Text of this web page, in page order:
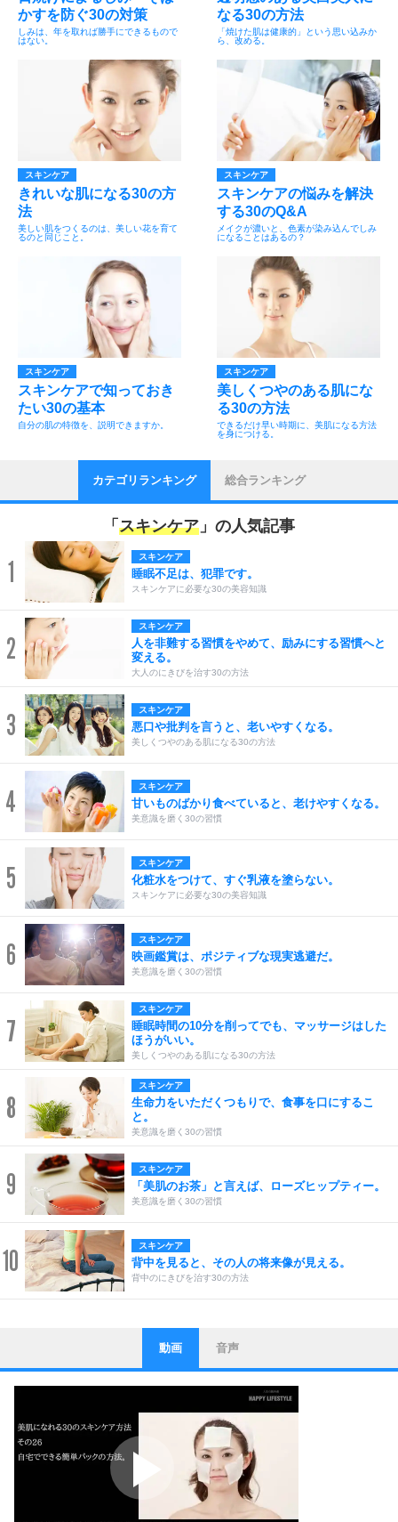
かすを防ぐ30の対策
しみは、年を取れば勝手にできるもので
はない。
なる30の方法
「焼けた肌は健康的」という思い込みか
ら、改める。
スキンケア
きれいな肌になる30の方
法
美しい肌をつくるのは、美しい花を育て
るのと同じこと。
スキンケア
スキンケアの悩みを解決
する30のQ&A
メイクが濃いと、色素が染み込んでしみ
になることはあるの？
スキンケア
スキンケアで知っておき
たい30の基本
自分の肌の特徴を、説明できますか。
スキンケア
美しくつやのある肌にな
る30の方法
できるだけ早い時期に、美肌になる方法
を身につける。
カテゴリランキング 総合ランキング
「 スキンケア 」の人気記事
1 スキンケア
睡眠不足は、犯罪です。
スキンケアに必要な30の美容知識
2
スキンケア
人を非難する習慣をやめて、励みにする習慣へと
変える。
大人のにきびを治す30の方法
3 スキンケア
悪口や批判を言うと、老いやすくなる。
美しくつやのある肌になる30の方法
4 スキンケア
甘いものばかり食べていると、老けやすくなる。
美意識を磨く30の習慣
5 スキンケア
化粧水をつけて、すぐ乳液を塗らない。
スキンケアに必要な30の美容知識
6 スキンケア
映画鑑賞は、ポジティブな現実逃避だ。
美意識を磨く30の習慣
7
スキンケア
睡眠時間の10分を削ってでも、マッサージはした
ほうがいい。
美しくつやのある肌になる30の方法
8
スキンケア
生命力をいただくつもりで、食事を口にするこ
と。
美意識を磨く30の習慣
9 スキンケア
「美肌のお茶」と言えば、ローズヒップティー。
美意識を磨く30の習慣
10 スキンケア
背中を見ると、その人の将来像が見える。
背中のにきびを治す30の方法
1
ストレス対策
他人と比べない。
いっそのこと、他人を見ない。
いらいらしない人になる30の方法
ポジティブになれない原因は、行動しないから。
ポジティブ思考になる30の方法
ストレス対策
動画 音声